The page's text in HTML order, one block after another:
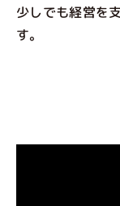
少しでも経営を
す。